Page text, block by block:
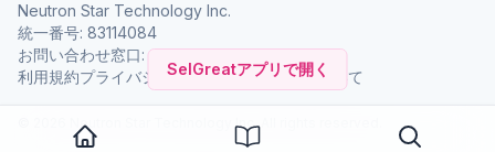
SelGreatアプリで開く
Neutron Star Technology Inc.
統一番号: 83114084
お問い合わせ窓口:neutronstar.ai@gmail.com
利用規約プライバシーポリシーSelGreat について
© 2026 Neutron Star Technology Inc. All rights reserved.